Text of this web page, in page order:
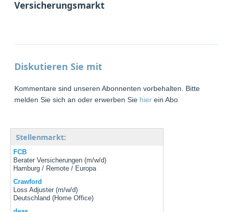
Versicherungsmarkt
Diskutieren Sie mit
Kommentare sind unseren Abonnenten vorbehalten. Bitte
melden Sie sich an oder erwerben Sie hier ein Abo
Stellenmarkt:
FCB
Berater Versicherungen (m/w/d)
Hamburg / Remote / Europa
Crawford
Loss Adjuster (m/w/d)
Deutschland (Home Office)